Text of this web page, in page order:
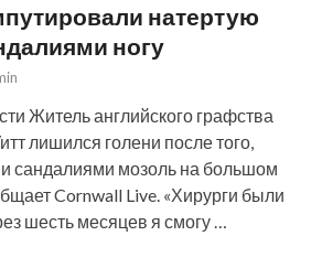
натертую
ногу
Житель английского графства
лишился голени после того,
сандалиями мозоль на большом
Cornwall Live. «Хирурги были
шесть месяцев я смогу …